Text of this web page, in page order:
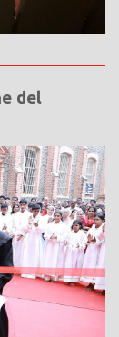
del